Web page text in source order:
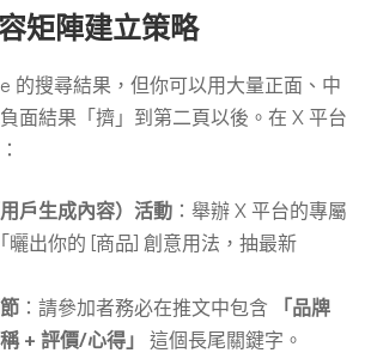
矩陣建立策略
的搜尋結果，但你可以用大量正面、中
面結果「擠」到第二頁以後。在 X 平台
戶生成內容）活動 ：舉辦 X 平台的專屬
曬出你的 [商品] 創意用法，抽最新
：請參加者務必在推文中包含
「品牌
+ 評價/心得」
這個長尾關鍵字。